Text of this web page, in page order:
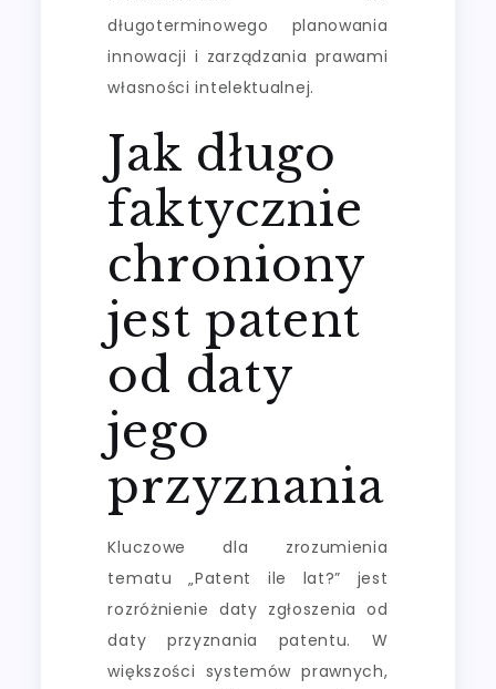
długoterminowego planowania
innowacji i zarządzania prawami
własności intelektualnej.
Jak długo
faktycznie
chroniony
jest patent
od daty
jego
przyznania
Kluczowe dla zrozumienia
tematu „Patent ile lat?” jest
rozróżnienie daty zgłoszenia od
daty przyznania patentu. W
większości systemów prawnych,